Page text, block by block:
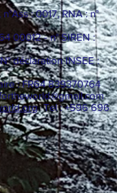
SAINTE-MARIE.
: 0017, RNA : n°
00012- n° SIREN :
déclaration INSEE :
: FR64839370764
Tel : +596 696